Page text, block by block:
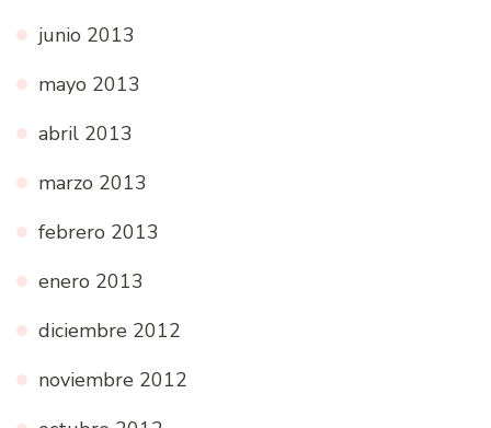
junio 2013
mayo 2013
abril 2013
marzo 2013
febrero 2013
enero 2013
diciembre 2012
noviembre 2012